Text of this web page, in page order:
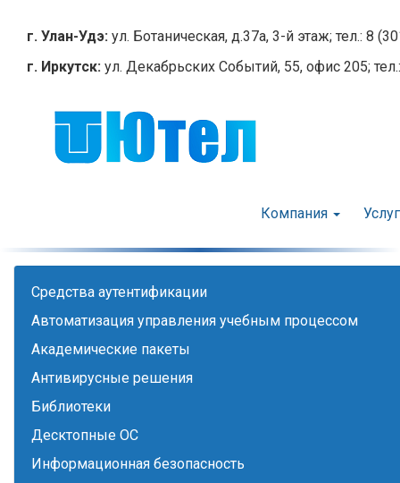
содержанию
г. Улан-Удэ: ул. Ботаническая, д.37а, 3-й этаж; тел.: 8
г. Иркутск: ул. Декабрьских Событий, 55, офис 205;
Компания
Cредства аутентификации
Автоматизация управления учебным процессом
Академические пакеты
Антивирусные решения
Библиотеки
Десктопные ОС
Информационная безопасность